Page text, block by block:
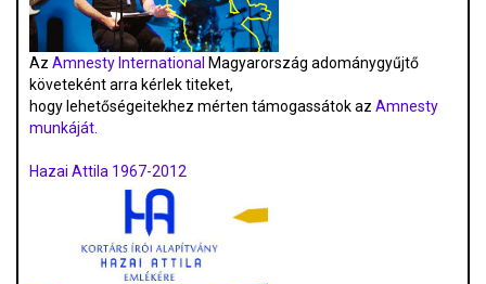
Az Amnesty International Magyarország adománygyűjtő
követeként arra kérlek titeket,
hogy lehetőségeitekhez mérten támogassátok az Amnesty
munkáját.
Hazai Attila 1967-2012